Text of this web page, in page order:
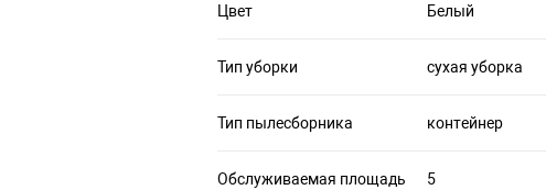
Цвет Белый
Тип уборки сухая уборка
Тип пылесборника контейнер
Обслуживаемая площадь
5